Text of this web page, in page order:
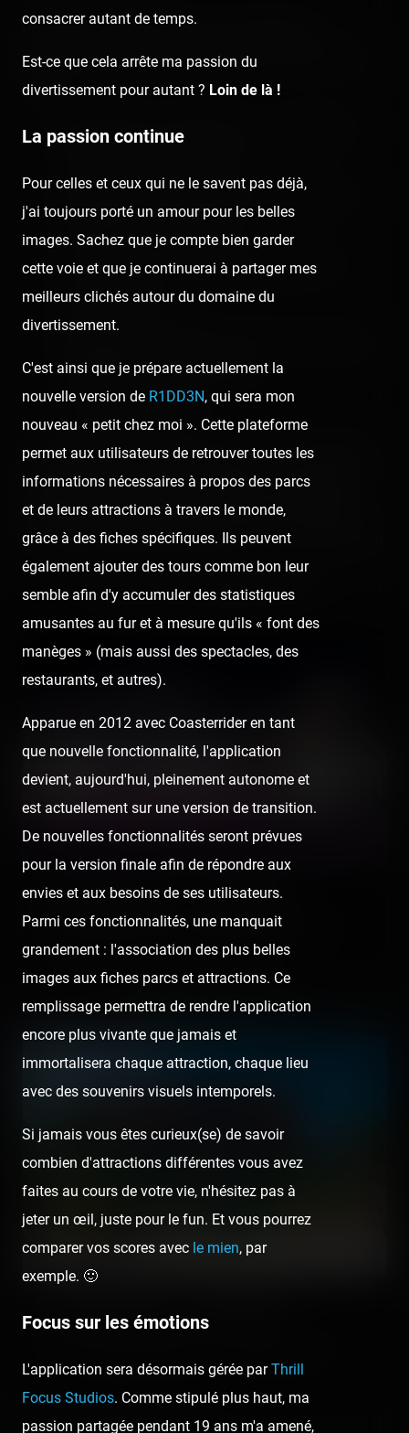
Pour ne pas toutes les citer, voici les quelques
attractions que j'estime marquantes à Azur Park cette
année :
le Dschunke, le « tapis volant » on ne peut plus
le Play Ball, une « alternative du Techno Power »
visuellement impressionnant
la Grande Roue et sa thématique Steampunk
le Super Railway 🎢
véritablement voler à l'époque
On n'était pas mécontents d'en finir avec la soirée après
l'enchaînement de ce soir ! 😩 Allez, on va entamer la
dernière ligne droite avant de rentrer à la maison ! 🏡
(Lorsque l'on est pressé d'en finir avec les vacances ! 🤪)
Retrouvez la visite précédant celle-ci :
Luna Park Fréjus — 1er août 2020
[SRLP 19/24] Deuxième arrêt de la soirée après le rapide stop
(inutile) à Cannes : Fréjus. Il faut l'avouer, ici, ça ne…
Retrouvez la visite suivante :
[SRLP 21/24] Prévu initialement entre Amigoland et Palavas-les-
consacrer autant de temps.
Est-ce que cela arrête ma passion du
divertissement pour autant ? Loin de là !
La passion continue
Pour celles et ceux qui ne le savent pas déjà,
j'ai toujours porté un amour pour les belles
images. Sachez que je compte bien garder
cette voie et que je continuerai à partager mes
meilleurs clichés autour du domaine du
divertissement.
C'est ainsi que je prépare actuellement la
nouvelle version de R1DD3N, qui sera mon
nouveau « petit chez moi ». Cette plateforme
permet aux utilisateurs de retrouver toutes les
informations nécessaires à propos des parcs
et de leurs attractions à travers le monde,
grâce à des fiches spécifiques. Ils peuvent
également ajouter des tours comme bon leur
semble afin d'y accumuler des statistiques
amusantes au fur et à mesure qu'ils « font des
manèges » (mais aussi des spectacles, des
restaurants, et autres).
Apparue en 2012 avec Coasterrider en tant
que nouvelle fonctionnalité, l'application
devient, aujourd'hui, pleinement autonome et
est actuellement sur une version de transition.
De nouvelles fonctionnalités seront prévues
pour la version finale afin de répondre aux
envies et aux besoins de ses utilisateurs.
Parmi ces fonctionnalités, une manquait
grandement : l'association des plus belles
images aux fiches parcs et attractions. Ce
remplissage permettra de rendre l'application
encore plus vivante que jamais et
immortalisera chaque attraction, chaque lieu
avec des souvenirs visuels intemporels.
Si jamais vous êtes curieux(se) de savoir
combien d'attractions différentes vous avez
faites au cours de votre vie, n'hésitez pas à
jeter un œil, juste pour le fun. Et vous pourrez
comparer vos scores avec le mien, par
exemple. 🙂
Focus sur les émotions
L'application sera désormais gérée parThrill
Focus Studios. Comme stipulé plus haut, ma
passion partagée pendant 19 ans m'a amené,